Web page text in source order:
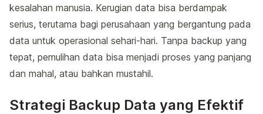
kesalahan manusia. Kerugian data bisa berdampak
serius, terutama bagi perusahaan yang bergantung pada
data untuk operasional sehari-hari. Tanpa backup yang
tepat, pemulihan data bisa menjadi proses yang panjang
dan mahal, atau bahkan mustahil.
Strategi Backup Data yang Efektif